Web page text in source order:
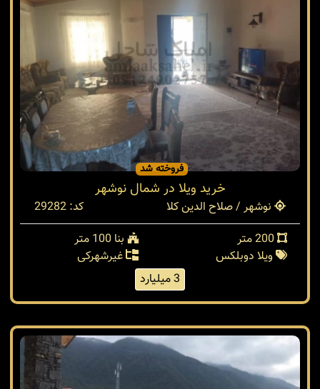
فروخته شد
خرید ویلا در شمال نوشهر
نوشهر / صلاح الدین کلا
کد: 29282
بنا 100 متر
ویلا دوبلکس
غیرشهرکی
3 میلیارد